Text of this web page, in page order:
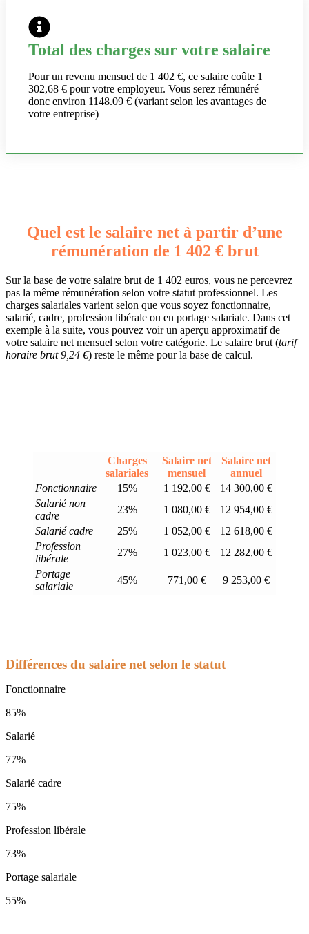
Total des charges sur votre salaire
Pour un revenu mensuel de 1 402 €, ce salaire coûte 1
302,68 € pour votre employeur. Vous serez rémunéré
donc environ 1148.09 € (variant selon les avantages de
votre entreprise)
Quel est le salaire net à partir d’une
rémunération de 1 402 € brut
Sur la base de votre salaire brut de 1 402 euros, vous ne percevrez
pas la même rémunération selon votre statut professionnel. Les
charges salariales varient selon que vous soyez fonctionnaire,
salarié, cadre, profession libérale ou en portage salariale. Dans cet
exemple à la suite, vous pouvez voir un aperçu approximatif de
votre salaire net mensuel selon votre catégorie. Le salaire brut (tarif
horaire brut 9,24 €) reste le même pour la base de calcul.
Charges
salariales
Salaire net
mensuel
Salaire net
annuel
Fonctionnaire
15% 1 192,00 €
14 300,00 €
Salarié non
cadre
23% 1 080,00 €
12 954,00 €
Salarié cadre
25% 1 052,00 €
12 618,00 €
Profession
libérale
27% 1 023,00 €
12 282,00 €
Portage
salariale
45% 771,00 € 9 253,00 €
Différences du salaire net selon le statut
Fonctionnaire
85%
Salarié
77%
Salarié cadre
75%
Profession libérale
73%
Portage salariale
55%